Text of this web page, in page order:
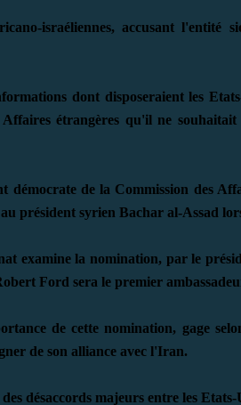
israéliennes, accusant
dont disposeraient les
étrangères qu'il ne
démocrate de la Commission des
président syrien Bachar al-Assad
examine la nomination, par le
Ford sera le premier
de cette nomination, gage
de son alliance avec l'Iran.
désaccords majeurs entre les